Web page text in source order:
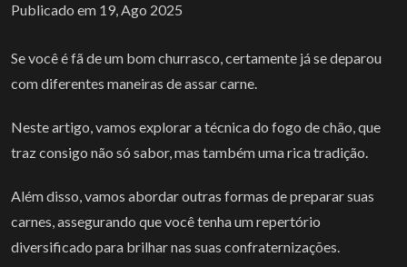
Publicado em 19, Ago 2025
Se você é fã de um bom churrasco, certamente já se deparou
com diferentes maneiras de assar carne.
Neste artigo, vamos explorar a técnica do fogo de chão, que
traz consigo não só sabor, mas também uma rica tradição.
Além disso, vamos abordar outras formas de preparar suas
carnes, assegurando que você tenha um repertório
diversificado para brilhar nas suas confraternizações.